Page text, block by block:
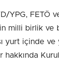
YPG, FETÖ
milli birlik ve
yurt içinde ve
hakkında